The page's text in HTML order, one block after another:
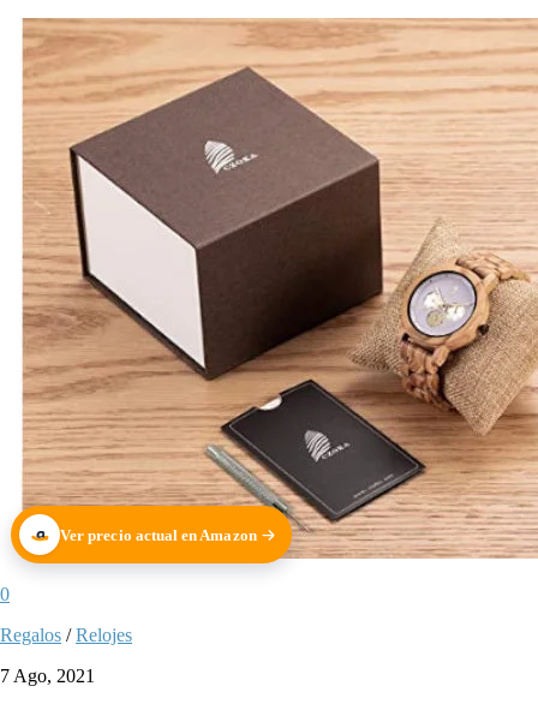
Ver precio actual en Amazon
0
Regalos /Relojes
7 Ago, 2021